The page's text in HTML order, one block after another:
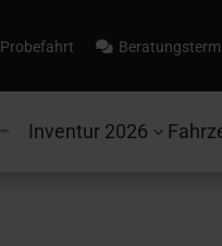
Probefahrt 
Inventur 2026 3